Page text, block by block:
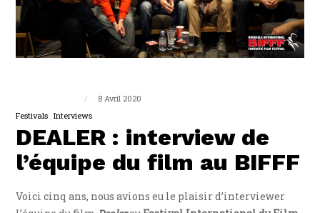
8 Avril 2020
Festivals Interviews
DEALER : interview de
l’équipe du film au BIFFF
Voici cinq ans, nous avions eu le plaisir d’interviewer